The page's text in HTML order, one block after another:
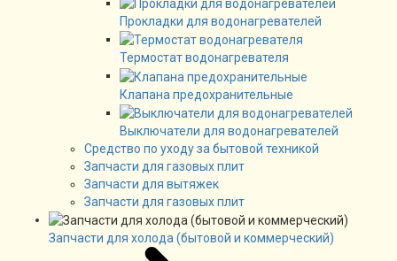
Прокладки для водонагревателей
Термостат водонагревателя
Клапана предохранительные
Выключатели для водонагревателей
Средство по уходу за бытовой техникой
Запчасти для газовых плит
Запчасти для вытяжек
Запчасти для газовых плит
Запчасти для холода (бытовой и коммерческий)